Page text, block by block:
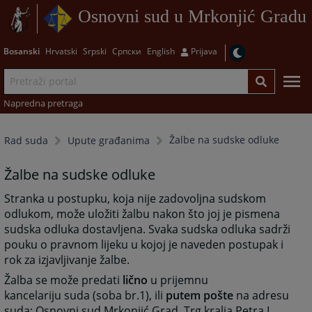
Osnovni sud u Mrkonjić Gradu
Bosanski Hrvatski Srpski Српски English Prijava
Napredna pretraga
Rad suda Upute građanima Žalbe na sudske odluke
Žalbe na sudske odluke
Stranka u postupku, koja nije zadovoljna sudskom
odlukom, može uložiti žalbu nakon što joj je pismena
sudska odluka dostavljena. Svaka sudska odluka sadrži
pouku o pravnom lijeku u kojoj je naveden postupak i
rok za izjavljivanje žalbe.
Žalba se može predati lično u prijemnu
kancelariju suda (soba br.1), ili putem pošte na adresu